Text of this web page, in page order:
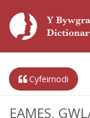
Cyfeirnodi
EAMES,